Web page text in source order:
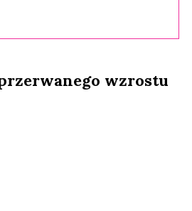
wzrostu